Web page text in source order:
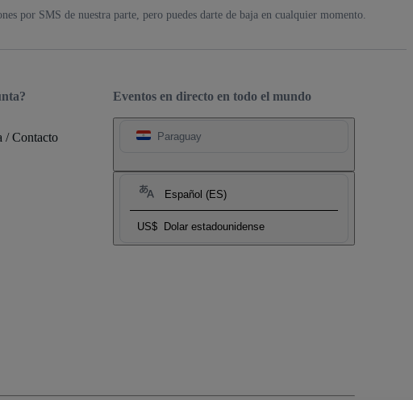
por SMS de nuestra parte, pero puedes darte de baja en cualquier momento.
Eventos en directo en todo el mundo
Paraguay
Español (ES)
US$ Dolar estadounidense
/ Contacto